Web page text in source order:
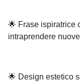
🌟 Frase ispiratrice
intraprendere
🌟 Design estetico